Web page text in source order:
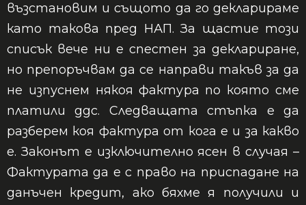
възстановим и същото да го декларираме
като такова пред НАП. За щастие този
списък вече ни е спестен за деклариране,
но препоръчвам да се направи такъв за да
не изпуснем някоя фактура по която сме
платили ддс. Следващата стъпка е да
разберем коя фактура от кога е и за какво
е. Законът е изключително ясен в случая –
Фактурата да е с право на приспадане на
данъчен кредит, ако бяхме я получили и